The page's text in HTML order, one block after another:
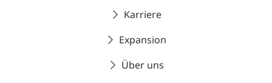
Karriere
Expansion
Über uns